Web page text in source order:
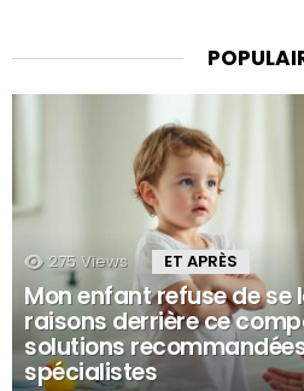
275 Views ET APRÈS
Mon enfant refuse de se
raisons derrière ce
solutions
spécialistes